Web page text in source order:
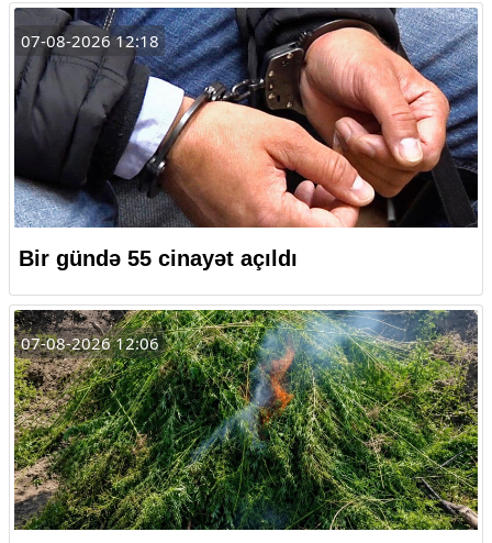
07-08-2026 12:18
Bir gündə 55 cinayət açıldı
07-08-2026 12:06